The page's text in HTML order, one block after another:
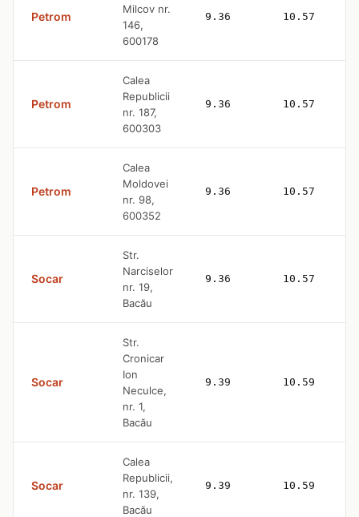
Petrom
Milcov nr.
146,
600178
9.36 10.57
Petrom
Calea
Republicii
nr. 187,
600303
9.36 10.57
Petrom
Calea
Moldovei
nr. 98,
600352
9.36 10.57
Socar
Str.
Narciselor
nr. 19,
Bacău
9.36 10.57
Socar
Str.
Cronicar
Ion
Neculce,
nr. 1,
Bacău
9.39 10.59
Socar
Calea
Republicii,
nr. 139,
Bacău
9.39 10.59